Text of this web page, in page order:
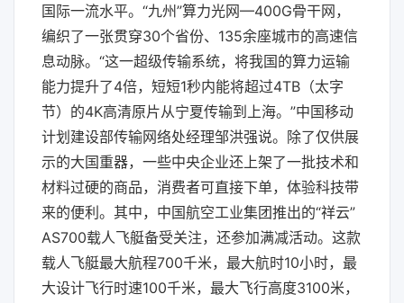
国际一流水平。“九州”算力光网—400G骨干网，
编织了一张贯穿30个省份、135余座城市的高速信
息动脉。“这一超级传输系统，将我国的算力运输
能力提升了4倍，短短1秒内能将超过4TB（太字
节）的4K高清原片从宁夏传输到上海。”中国移动
计划建设部传输网络处经理邹洪强说。除了仅供展
示的大国重器，一些中央企业还上架了一批技术和
材料过硬的商品，消费者可直接下单，体验科技带
来的便利。其中，中国航空工业集团推出的“祥云”
AS700载人飞艇备受关注，还参加满减活动。这款
载人飞艇最大航程700千米，最大航时10小时，最
大设计飞行时速100千米，最大飞行高度3100米，